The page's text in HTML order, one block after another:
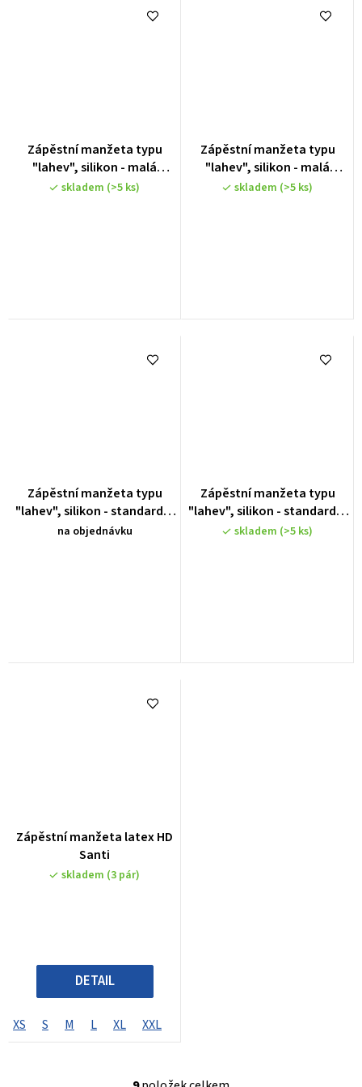
Zápěstní manžeta typu
"lahev", silikon - malá
velikost 12,5 - 16 cm
skladem (>5 ks)
Zápěstní manžeta typu
"lahev", silikon - malá
velikost 12,5 - 16 cm -
skladem (>5 ks)
Zápěstní manžeta typu
"lahev", silikon - standardní
velikost 15,5 - 21 cm
na objednávku
Zápěstní manžeta typu
"lahev", silikon - standardní
velikost 15,5 - 21 cm, modrá
skladem (>5 ks)
Zápěstní manžeta latex HD
Santi
skladem (3 pár)
DETAIL
XS S M L XL XXL